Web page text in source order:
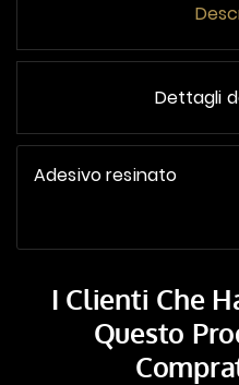
Dettagli
Adesivo resinato
I Clienti Che
Questo